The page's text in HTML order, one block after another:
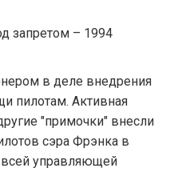
в деле внедрения
пилотам. Активная
"примочки" внесли
сэра Фрэнка в
всей управляющей